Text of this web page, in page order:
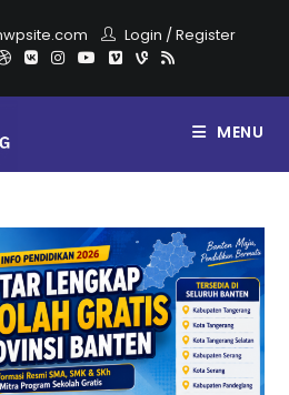
Login /Register
MENU